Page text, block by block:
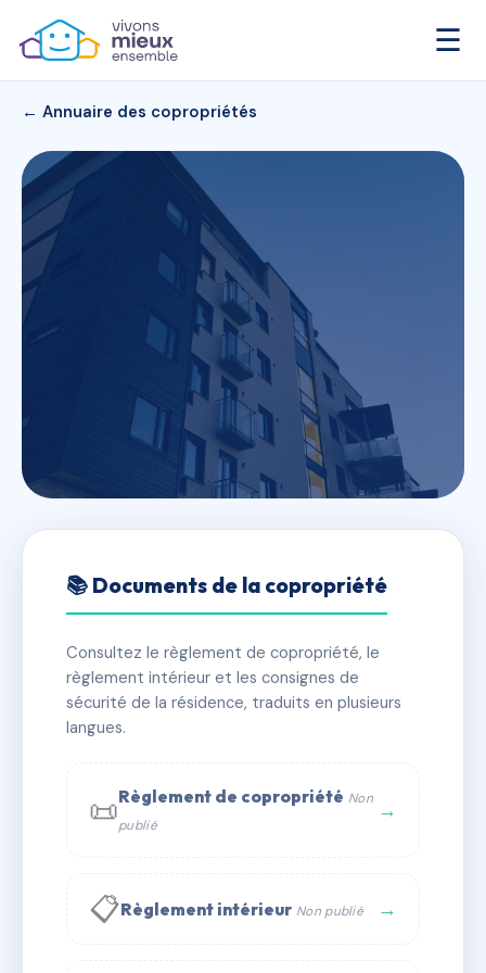
☰
← Annuaire des copropriétés
sdc le Charbonnel
✓ Immatriculée 🏠 17 lots 🏗 1 bâtiment(s)
📞 Contacter Syndic Digital
📚 Documents de la copropriété
Consultez le règlement de copropriété, le
règlement intérieur et les consignes de
sécurité de la résidence, traduits en plusieurs
langues.
📜Règlement de copropriété Non
publié
→
📋Règlement intérieur Non publié →